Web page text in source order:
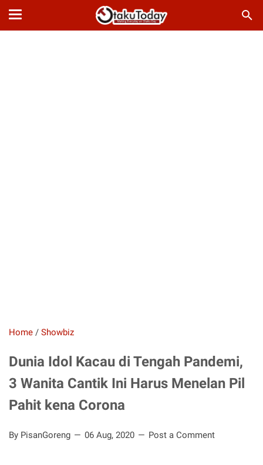
Home / Showbiz
Dunia Idol Kacau di Tengah Pandemi,
3 Wanita Cantik Ini Harus Menelan Pil
Pahit kena Corona
By PisanGoreng 06 Aug, 2020 Post a Comment